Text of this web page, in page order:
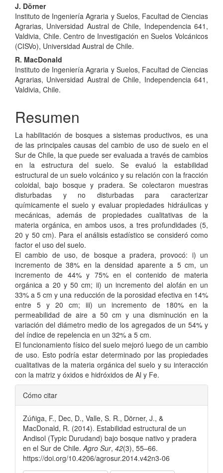
J. Dörner
Instituto de Ingeniería Agraria y Suelos, Facultad de Ciencias
Agrarias, Universidad Austral de Chile, Independencia 641,
Valdivia, Chile. Centro de Investigación en Suelos Volcánicos
(CISVo), Universidad Austral de Chile.
R. MacDonald
Instituto de Ingeniería Agraria y Suelos, Facultad de Ciencias
Agrarias, Universidad Austral de Chile, Independencia 641,
Valdivia, Chile.
Resumen
La habilitación de bosques a sistemas productivos, es una
de las principales causas del cambio de uso de suelo en el
Sur de Chile, la que puede ser evaluada a través de cambios
en la estructura del suelo. Se evaluó la estabilidad
estructural de un suelo volcánico y su relación con la fracción
coloidal, bajo bosque y pradera. Se colectaron muestras
disturbadas y no disturbadas para caracterizar
químicamente el suelo y evaluar propiedades hidráulicas y
mecánicas, además de propiedades cualitativas de la
materia orgánica, en ambos usos, a tres profundidades (5,
20 y 50 cm). Para el análisis estadístico se consideró como
factor el uso del suelo.
El cambio de uso, de bosque a pradera, provocó: i) un
incremento de 38% en la densidad aparente a 5 cm, un
incremento de 44% y 75% en el contenido de materia
orgánica a 20 y 50 cm; ii) un incremento del alofán en un
33% a 5 cm y una reducción de la porosidad efectiva en 14%
entre 5 y 20 cm; iii) un incremento de 180% en la
permeabilidad de aire a 50 cm y una disminución en la
variación del diámetro medio de los agregados de un 54% y
del índice de repelencia en un 32% a 5 cm.
El funcionamiento físico del suelo mejoró luego de un cambio
de uso. Esto podría estar determinado por las propiedades
cualitativas de la materia orgánica del suelo y su interacción
con la matriz y óxidos e hidróxidos de Al y Fe.
Detalles
del
artículo
Cómo citar
Zúñiga, F., Dec, D., Valle, S. R., Dörner, J., &
MacDonald, R. (2014). Estabilidad estructural de un
Andisol (Typic Durudand) bajo bosque nativo y pradera
en el Sur de Chile. Agro Sur, 42(3), 55–66.
https://doi.org/10.4206/agrosur.2014.v42n3-06